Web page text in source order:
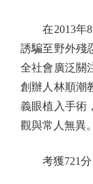
在2013年8
誘騙至野外殘
全社會廣泛關
創辦人林順潮
義眼植入手術
觀與常人無異。
考獲721分